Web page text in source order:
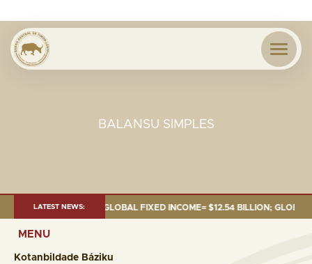
BALANSU SIMPLES
LATEST NEWS:
BILLION; GLOBAL FIXED INCOME= $12.54 BILLION; GLOBAL
MENU
Kotanbildade Báziku